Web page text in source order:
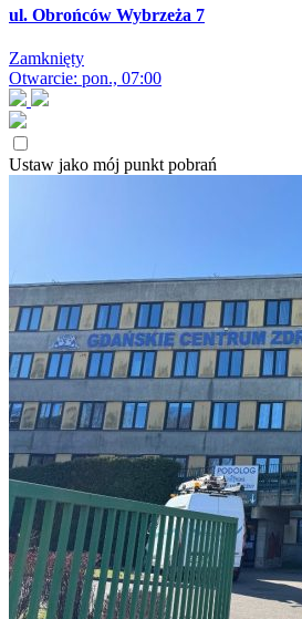
ul. Obrońców Wybrzeża 7
Zamknięty
Otwarcie: pon., 07:00
Ustaw jako mój punkt pobrań